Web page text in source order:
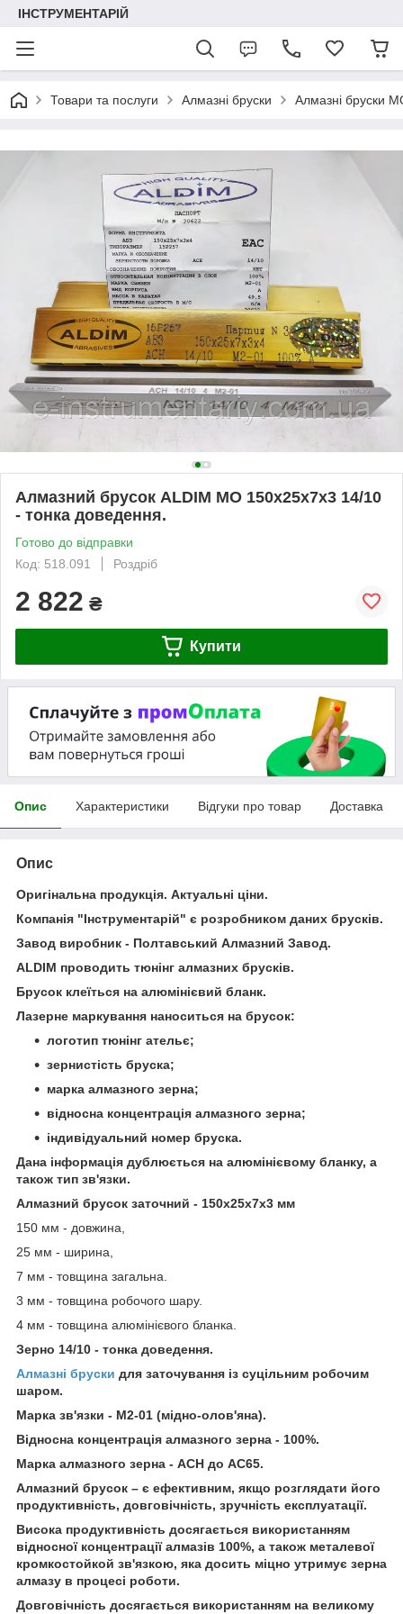
ІНСТРУМЕНТАРІЙ
Товари та послуги Алмазні бруски Алмазні бруски
Алмазний брусок ALDIM МО 150х25х7х3 14/10
- тонка доведення.
Готово до відправки
Код: 518.091
Роздріб
2 822 ₴
Купити
Опис Характеристики Відгуки про товар Доставка
Опис
Оригінальна продукція. Актуальні ціни.
Компанія "Інструментарій" є розробником даних брусків.
Завод виробник - Полтавський Алмазний Завод.
ALDIM проводить тюнінг алмазних брусків.
Брусок клеїться на алюмінієвий бланк.
Лазерне маркування наноситься на брусок:
логотип тюнінг ательє;
зернистість бруска;
марка алмазного зерна;
відносна концентрація алмазного зерна;
індивідуальний номер бруска.
Дана інформація дублюється на алюмінієвому бланку, а
також тип зв'язки.
Алмазний брусок заточний - 150х25х7х3 мм
150 мм - довжина,
25 мм - ширина,
7 мм - товщина загальна.
3 мм - товщина робочого шару.
4 мм - товщина алюмінієвого бланка.
Зерно 14/10 - тонка доведення.
Алмазні бруски для заточування із суцільним робочим
шаром.
Марка зв'язки - М2-01 (мідно-олов'яна).
Відносна концентрація алмазного зерна - 100%.
Марка алмазного зерна - ACH до АС65.
Алмазний брусок – є ефективним, якщо розглядати його
продуктивність, довговічність, зручність експлуатації.
Висока продуктивність досягається використанням
відносної концентрації алмазів 100%, а також металевої
кромкостойкой зв'язкою, яка досить міцно утримує зерна
алмазу в процесі роботи.
Довговічність досягається використанням на великому